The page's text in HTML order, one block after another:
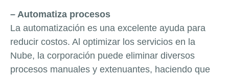
– Automatiza procesos
La automatización es una excelente ayuda para
reducir costos. Al optimizar los servicios en la
Nube, la corporación puede eliminar diversos
procesos manuales y extenuantes, haciendo que